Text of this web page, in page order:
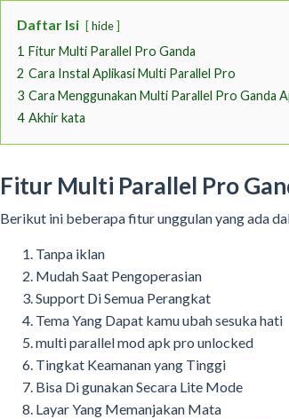
Daftar Isi hide
1 Fitur Multi Parallel Pro Ganda
2 Cara Instal Aplikasi Multi Parallel Pro
3 Cara Menggunakan Multi Parallel Pro Ganda
4 Akhir kata
Fitur Multi Parallel Pro
Berikut ini beberapa fitur unggulan yang ada
Tanpa iklan
Mudah Saat Pengoperasian
Support Di Semua Perangkat
Tema Yang Dapat kamu ubah sesuka hati
multi parallel mod apk pro unlocked
Tingkat Keamanan yang Tinggi
Bisa Di gunakan Secara Lite Mode
Layar Yang Memanjakan Mata